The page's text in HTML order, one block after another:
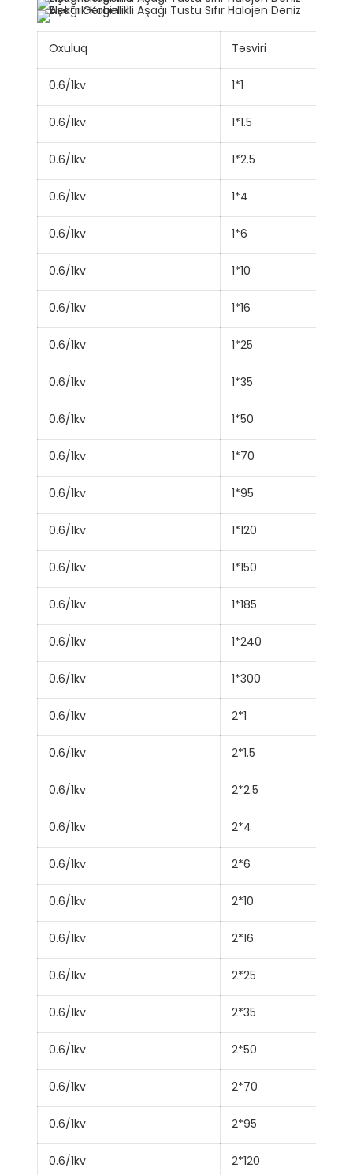
Oxuluq Təsviri
0.6/1kv 1*1
0.6/1kv 1*1.5
0.6/1kv 1*2.5
0.6/1kv 1*4
0.6/1kv 1*6
0.6/1kv 1*10
0.6/1kv 1*16
0.6/1kv 1*25
0.6/1kv 1*35
0.6/1kv 1*50
0.6/1kv 1*70
0.6/1kv 1*95
0.6/1kv 1*120
0.6/1kv 1*150
0.6/1kv 1*185
0.6/1kv 1*240
0.6/1kv 1*300
0.6/1kv 2*1
0.6/1kv 2*1.5
0.6/1kv 2*2.5
0.6/1kv 2*4
0.6/1kv 2*6
0.6/1kv 2*10
0.6/1kv 2*16
0.6/1kv 2*25
0.6/1kv 2*35
0.6/1kv 2*50
0.6/1kv 2*70
0.6/1kv 2*95
0.6/1kv 2*120